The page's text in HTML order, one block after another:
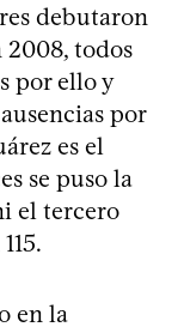
debutaron
2008, todos
por ello y
por
es el
se puso la
el tercero
en la